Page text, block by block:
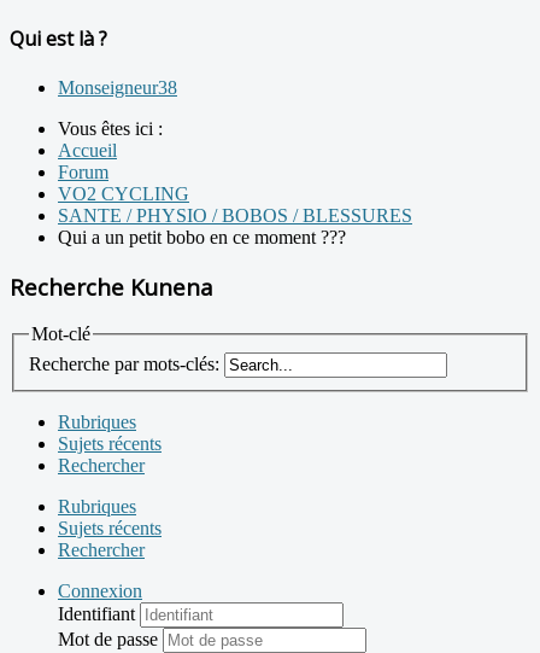
Qui est là ?
Monseigneur38
Vous êtes ici :
Accueil
Forum
VO2 CYCLING
SANTE / PHYSIO / BOBOS / BLESSURES
Qui a un petit bobo en ce moment ???
Recherche Kunena
Mot-clé
Recherche par mots-clés:
Rubriques
Sujets récents
Rechercher
Rubriques
Sujets récents
Rechercher
Connexion
Identifiant
Mot de passe